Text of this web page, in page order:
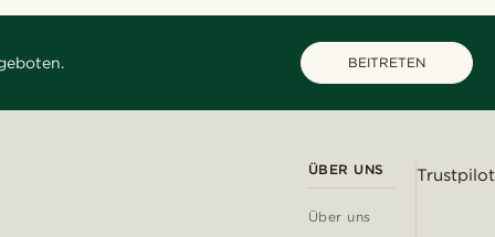
BEITRETEN
ÜBER UNS
Über uns
Trustpilot